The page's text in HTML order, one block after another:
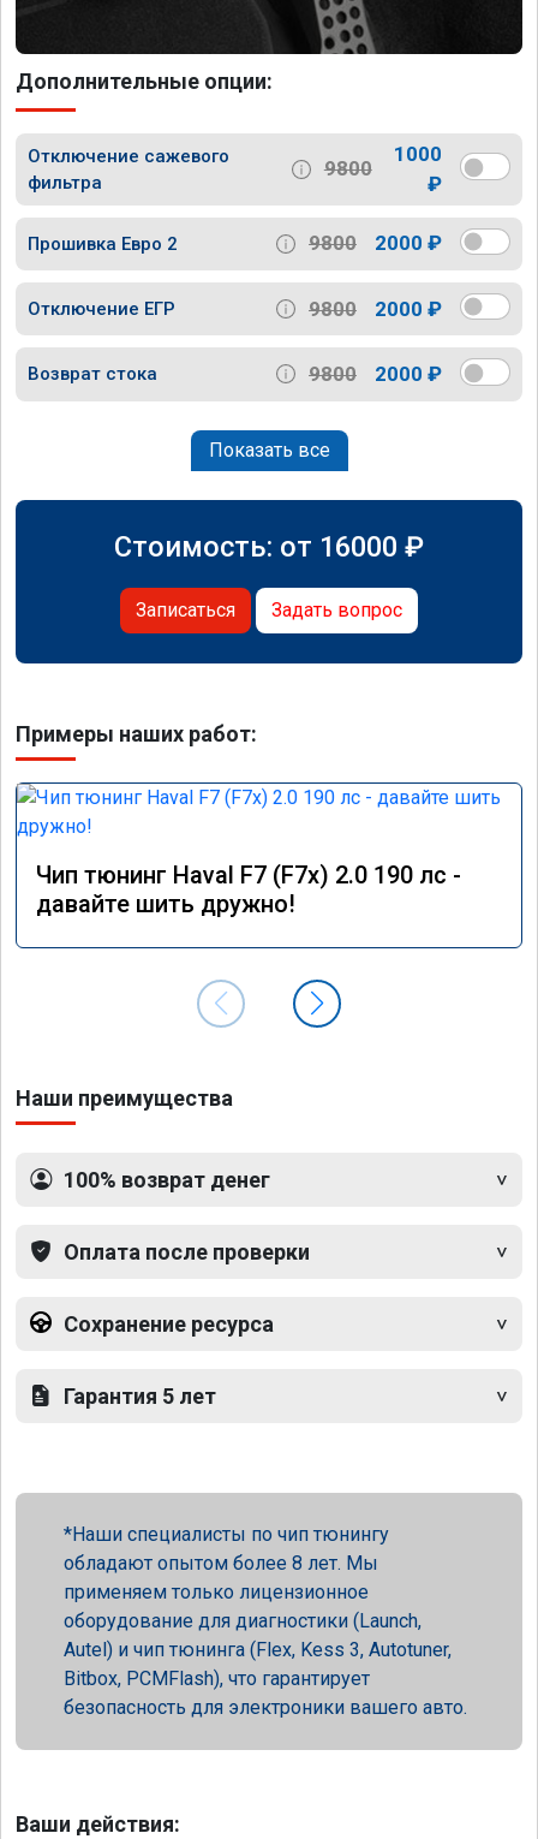
Дополнительные опции:
Отключение сажевого
фильтра
9800
1000
₽
Прошивка Евро 2 9800 2000 ₽
Отключение ЕГР 9800 2000 ₽
Возврат стока 9800 2000 ₽
Показать все
Стоимость: от 16000 ₽
Записаться Задать вопрос
Примеры наших работ:
Чип тюнинг Haval F7 (F7x) 2.0 190 лс -
давайте шить дружно!
Наши преимущества
100% возврат денег
Оплата после проверки
Сохранение ресурса
Гарантия 5 лет
Наши специалисты по чип тюнингу
обладают опытом более 8 лет. Мы
применяем только лицензионное
оборудование для диагностики (Launch,
Autel) и чип тюнинга (Flex, Kess 3, Autotuner,
Bitbox, PCMFlash), что гарантирует
безопасность для электроники вашего авто.
Ваши действия: